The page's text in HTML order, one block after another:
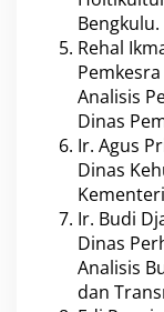
Bengkulu.
Rehal
Analisis
Dinas
Ir. Agus
Dinas
Ir. Budi
Dinas
Analisis
dan